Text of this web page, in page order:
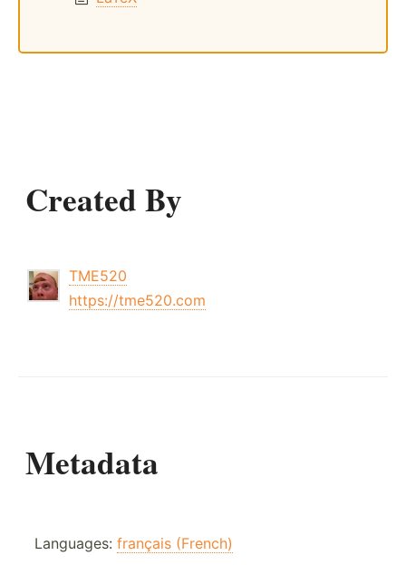
Created By
TME520
https://tme520.com
Metadata
Languages: français (French)